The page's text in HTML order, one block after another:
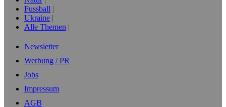
Fussball
Ukraine
Alle Themen
Newsletter
Werbung / PR
Jobs
Impressum
AGB